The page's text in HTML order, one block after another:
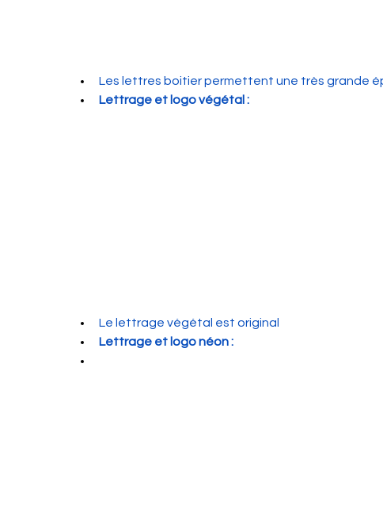
Les lettres boitier permettent une très grande
Lettrage et logo végétal :
Le lettrage végétal est original
Lettrage et logo néon :